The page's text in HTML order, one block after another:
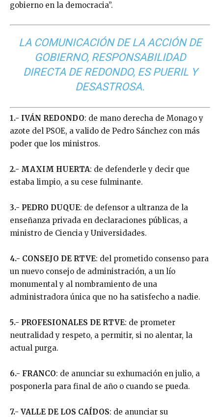
gobierno en la democracia”.
LA COMUNICACIÓN DE LA ACCIÓN DE
GOBIERNO, RESPONSABILIDAD
DIRECTA DE REDONDO, ES PUERIL Y
DESASTROSA.
1.- IVÁN REDONDO: de mano derecha de Monago y
azote del PSOE, a valido de Pedro Sánchez con más
poder que los ministros.
2.- MAXIM HUERTA: de defenderle y decir que
estaba limpio, a su cese fulminante.
3.- PEDRO DUQUE: de defensor a ultranza de la
enseñanza privada en declaraciones públicas, a
ministro de Ciencia y Universidades.
4.- CONSEJO DE RTVE: del prometido consenso para
un nuevo consejo de administración, a un lío
monumental y al nombramiento de una
administradora única que no ha satisfecho a nadie.
5.- PROFESIONALES DE RTVE: de prometer
neutralidad y respeto, a permitir, si no alentar, la
actual purga.
6.- FRANCO: de anunciar su exhumación en julio, a
posponerla para final de año o cuando se pueda.
7.- VALLE DE LOS CAÍDOS: de anunciar su